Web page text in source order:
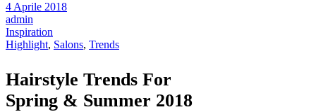
4 Aprile 2018
admin
Inspiration
Highlight, Salons, Trends
Hairstyle Trends For
Spring & Summer 2018